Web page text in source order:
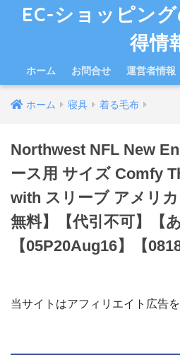
EC-ショッピン
得情
ホーム お問合せ 運営者情報
ホーム 寝具 着る毛布
Northwest NFL New
ース用 サイズ Comfy
with スリーブ アメリ
無料】【代引不可】【
【05P20Aug16】【0818
当サイトはアフィリエイト広告